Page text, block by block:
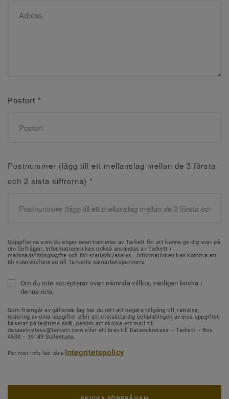
Postort *
Postnummer (lägg till ett mellanslag mellan de 3 första
och 2 sista siffrorna) *
Uppgifterna som du anger ovan hanteras av Tarkett för att kunna ge dig svar på
din förfrågan. Informationen kan också användas av Tarkett i
marknadsföringssyfte och för statistik/analys . Informationen kan komma att
bli vidarebefordrad till Tarketts samarbetspartners.
Om du inte accepterar ovan nämnda villkor, vänligen bocka i
denna ruta.
Som framgår av gällande lag har du rätt att begära tillgång till, rättelse,
radering av dina uppgifter eller att motsätta dig behandlingen av dina uppgifter,
baserat på legitima skäl, genom att skicka ett mail till
datasekretess@tarkett.com eller ett brev till Datasekretess – Tarkett – Box
4538 – 19149 Sollentuna.
För mer info läs våra Integritetspolicy